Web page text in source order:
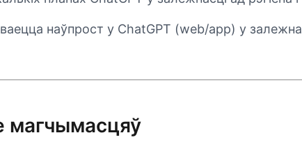
наўпрост у ChatGPT (web/app) у
магчымасцяў